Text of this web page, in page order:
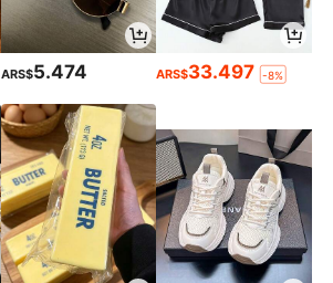
ARS$5.474 ARS$33.497 -8%